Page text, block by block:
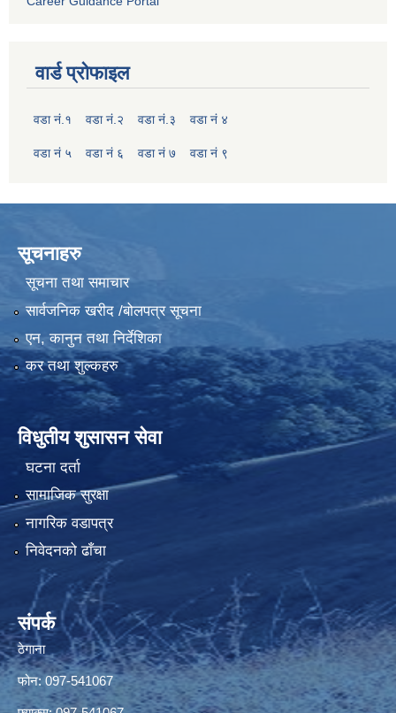
वार्ड प्रोफाइल
वडा नं.१ वडा नं.२ वडा नं.३ वडा नं ४
वडा नं ५ वडा नं ६ वडा नं ७ वडा नं ९
सूचनाहरु
सूचना तथा समाचार
सार्वजनिक खरीद /बोलपत्र सूचना
एन, कानुन तथा निर्देशिका
कर तथा शुल्कहरु
विधुतीय शुसासन सेवा
घटना दर्ता
सामाजिक सुरक्षा
नागरिक वडापत्र
निवेदनको ढाँचा
संपर्क
ठेगाना
फोन: 097-541067